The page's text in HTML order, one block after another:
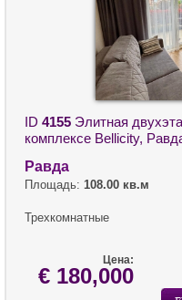
ID 4155 Элитная
комплексе Bellicity,
Равда
Площадь: 108.00 кв.м
Трехкомнатные
Цена:
€ 180,000